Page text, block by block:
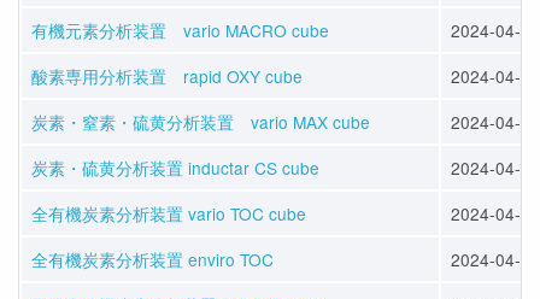
有機元素分析装置 vario MACRO cube
2024-04-12
酸素専用分析装置 rapid OXY cube
2024-04-12
炭素・窒素・硫黄分析装置 vario MAX cube
2024-04-12
炭素・硫黄分析装置 inductar CS cube
2024-04-12
全有機炭素分析装置 vario TOC cube
2024-04-12
全有機炭素分析装置 enviro TOC
2024-04-12